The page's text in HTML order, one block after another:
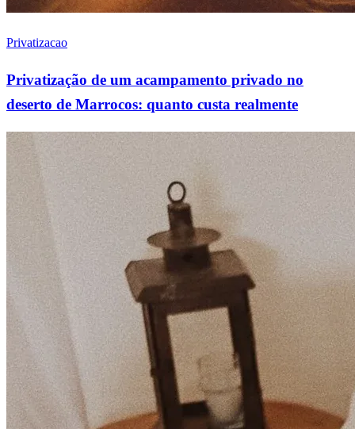
Privatizacao
Privatização de um acampamento privado no
deserto de Marrocos: quanto custa realmente